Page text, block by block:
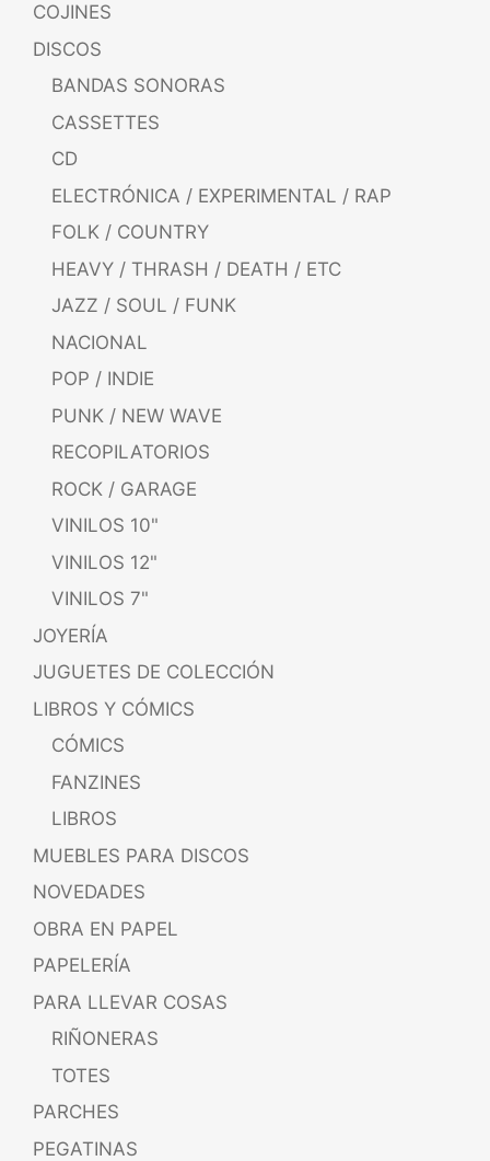
COJINES
DISCOS
BANDAS SONORAS
CASSETTES
CD
ELECTRÓNICA / EXPERIMENTAL / RAP
FOLK / COUNTRY
HEAVY / THRASH / DEATH / ETC
JAZZ / SOUL / FUNK
NACIONAL
POP / INDIE
PUNK / NEW WAVE
RECOPILATORIOS
ROCK / GARAGE
VINILOS 10"
VINILOS 12"
VINILOS 7"
JOYERÍA
JUGUETES DE COLECCIÓN
LIBROS Y CÓMICS
CÓMICS
FANZINES
LIBROS
MUEBLES PARA DISCOS
NOVEDADES
OBRA EN PAPEL
PAPELERÍA
PARA LLEVAR COSAS
RIÑONERAS
TOTES
PARCHES
PEGATINAS